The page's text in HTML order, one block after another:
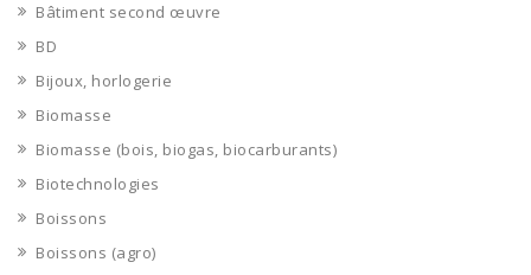
Bâtiment second œuvre
BD
Bijoux, horlogerie
Biomasse
Biomasse (bois, biogas, biocarburants)
Biotechnologies
Boissons
Boissons (agro)